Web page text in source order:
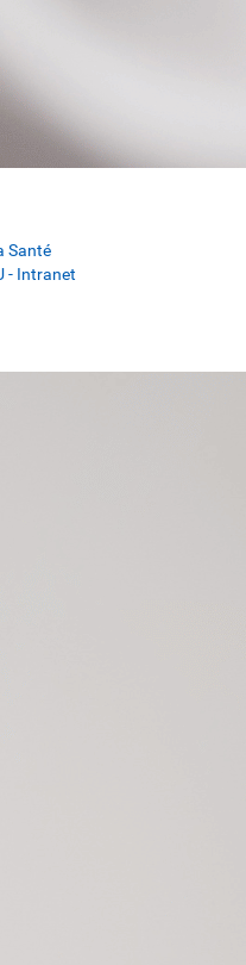
Santé
- Intranet